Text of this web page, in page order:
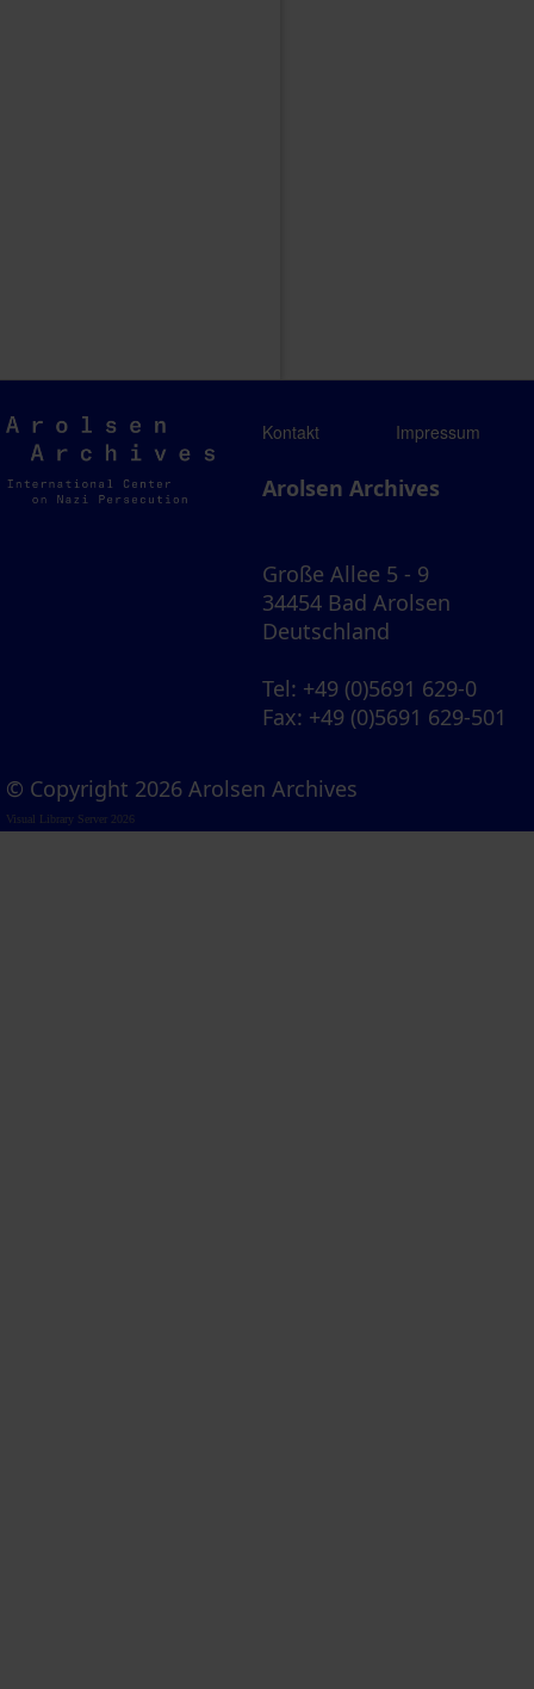
Arolsen
Archives
Kontakt Impressum
Arolsen Archives
Große Allee 5 - 9
34454 Bad Arolsen
Deutschland
Tel: +49 (0)5691 629-0
Fax: +49 (0)5691 629-501
© Copyright 2026 Arolsen Archives
Visual Library Server 2026